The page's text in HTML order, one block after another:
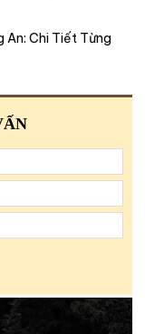
An: Chi Tiết Từng